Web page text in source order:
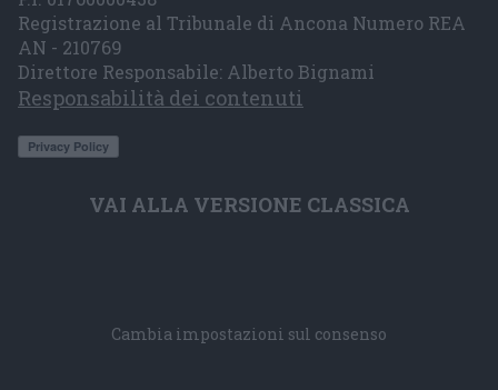
Registrazione al Tribunale di Ancona Numero REA
AN - 210769
Direttore Responsabile: Alberto Bignami
Responsabilità dei contenuti
VAI ALLA VERSIONE CLASSICA
Cambia impostazioni sul consenso